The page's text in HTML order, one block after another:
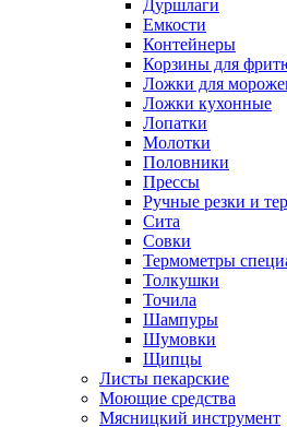
Дуршлаги
Емкости
Контейнеры
Корзины для
Ложки для
Ложки кухонные
Лопатки
Молотки
Половники
Прессы
Ручные резки и
Сита
Совки
Термометры
Толкушки
Точила
Шампуры
Шумовки
Щипцы
Листы пекарские
Моющие средства
Мясницкий инструмент